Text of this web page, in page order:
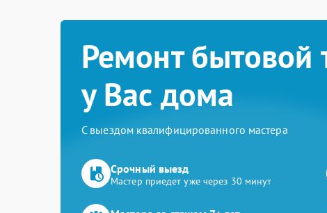
Ремонт бытовой
у Вас дома
С выездом квалифицированного мастера
Срочный выезд
Мастер приедет уже через 30 минут